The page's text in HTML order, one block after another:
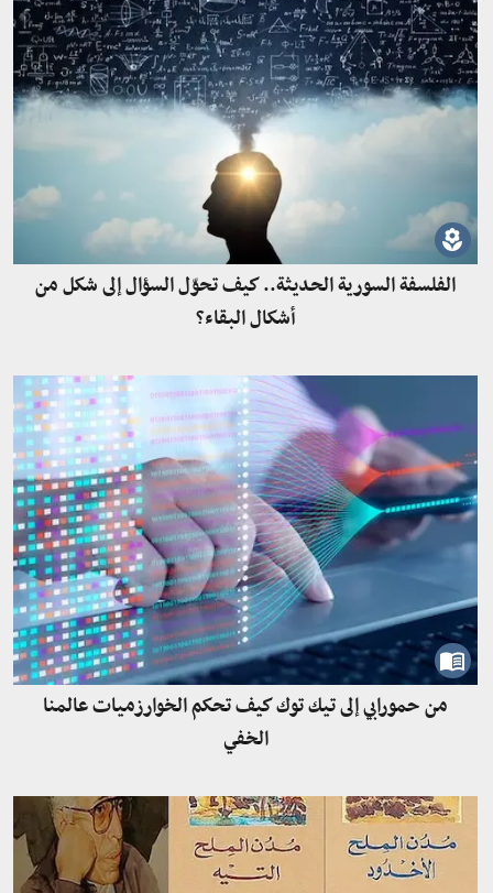
الفلسفة السورية الحديثة.. كيف تحوّل السؤال إلى شكل من
أشكال البقاء؟
من حمورابي إلى تيك توك كيف تحكم الخوارزميات عالمنا
الخفي